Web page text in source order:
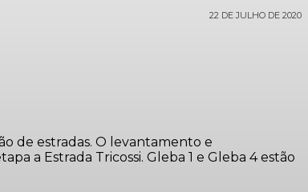
22 DE JULHO DE 2020
de estradas. O levantamento e
a Estrada Tricossi. Gleba 1 e Gleba 4 estão